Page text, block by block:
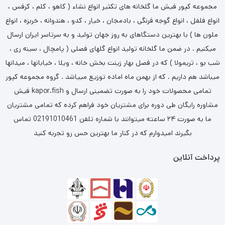
مجموعه کپور فیش ما گلخانه های تکثیر انواع نشاء ( کاهو ، کلم ، کرفس ،
انواع فلفل ، انواع گوجه فرنگی ، بادمجان ، خیار ، کدو ، هندوانه ، خربزه ، انواع
ملون ها ) با بهترین دستگاهای به روز جهان تولید و به سرتاسر ایران ارسال
میکنیم . در ضمن ما گلخانه تولید انواع گلهای فصلی ( پامچال ، سینه ری ،
شب بو ، تریمولا ) که در فصل بهار زینت بخش خانه ، ویلا ، خیابانها ، میدانها
میباشد هم داریم . که از بهمن ماه اماده توزیع مییاشد . گروه مجموعه کپور
فیش kapor.fish تمامی محصولات خود را به صورت تضمینی ارسال و
مشاوره رایگان طی دوره برای مشتریان خود فراهم کرده که تمامی مشتریان
ما به صورت ۲۴ ساعته میتوانند با شماره تلفن 02191010461 تماس
بگیرند امیدوارم که در کنار ما بهترین حس رو تجربه کنید
پرداخت آنلاین